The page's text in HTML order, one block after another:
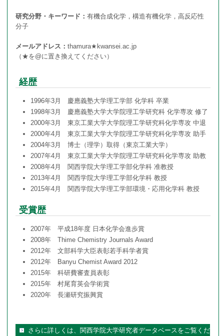
研究分野・キーワード：有機合成化学，構造有機化学，高反応性
分子
メールアドレス：thamura★kwansei.ac.jp
（★を@に置き換えてください）
経歴
1996年3月 慶應義塾大学理工学部 化学科 卒業
1998年3月 慶應義塾大学大学院理工学研究科 化学専攻 修了
2000年3月 東京工業大学大学院理工学研究科化学専攻 中退
2000年4月 東京工業大学大学院理工学研究科化学専攻 助手
2004年3月 博士（理学）取得（東京工業大学）
2007年4月 東京工業大学大学院理工学研究科化学専攻 助教
2008年4月 関西学院大学理工学部化学科 准教授
2013年4月 関西学院大学理工学部化学科 教授
2015年4月 関西学院大学理工学部環境・応用化学科 教授
受賞歴
2007年 平成18年度 日本化学会進歩賞
2008年 Thime Chemistry Journals Award
2012年 文部科学大臣表彰若手科学者賞
2012年 Banyu Chemist Award 2012
2015年 科研費審査員表彰
2015年 村尾育英会学術賞
2020年 長瀬研究振興賞
さらに詳しくは、関西学院大学研究者データベースをご覧くだ